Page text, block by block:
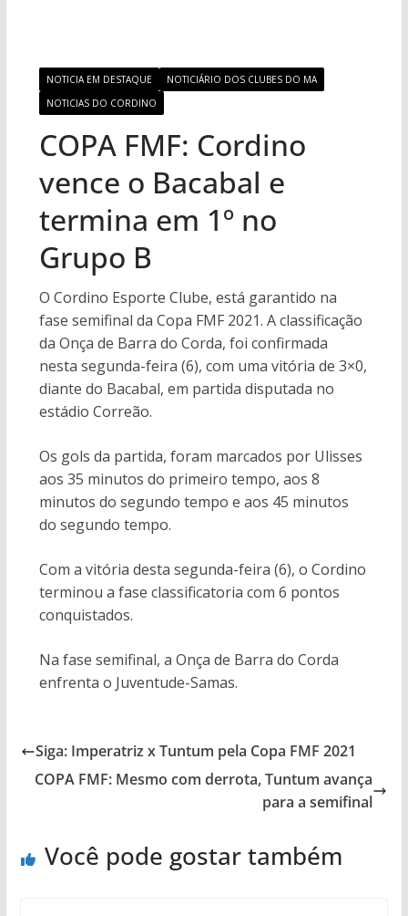
NOTICIA EM DESTAQUE
NOTICIÁRIO DOS CLUBES DO MA
NOTICIAS DO CORDINO
COPA FMF: Cordino
vence o Bacabal e
termina em 1º no
Grupo B
O Cordino Esporte Clube, está garantido na
fase semifinal da Copa FMF 2021. A classificação
da Onça de Barra do Corda, foi confirmada
nesta segunda-feira (6), com uma vitória de 3×0,
diante do Bacabal, em partida disputada no
estádio Correão.
Os gols da partida, foram marcados por Ulisses
aos 35 minutos do primeiro tempo, aos 8
minutos do segundo tempo e aos 45 minutos
do segundo tempo.
Com a vitória desta segunda-feira (6), o Cordino
terminou a fase classificatoria com 6 pontos
conquistados.
Na fase semifinal, a Onça de Barra do Corda
enfrenta o Juventude-Samas.
Siga: Imperatriz x Tuntum pela Copa FMF 2021
COPA FMF: Mesmo com derrota, Tuntum avança
para a semifinal
Você pode gostar também